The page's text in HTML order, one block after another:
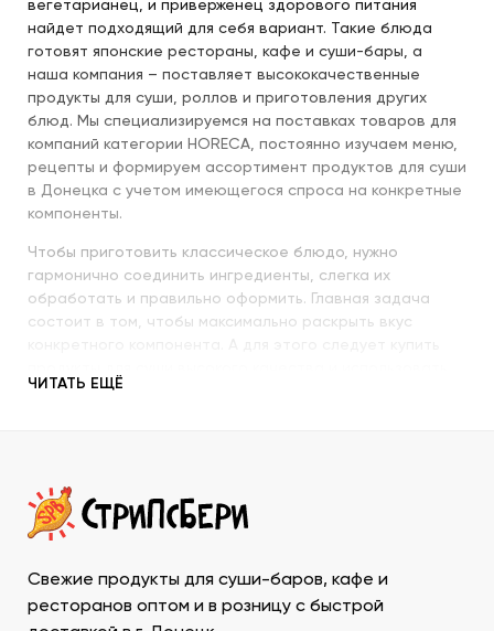
вегетарианец, и приверженец здорового питания
найдет подходящий для себя вариант. Такие блюда
готовят японские рестораны, кафе и суши-бары, а
наша компания – поставляет высококачественные
продукты для суши, роллов и приготовления других
блюд. Мы специализируемся на поставках товаров для
компаний категории HORECA, постоянно изучаем меню,
рецепты и формируем ассортимент продуктов для суши
в Донецка с учетом имеющегося спроса на конкретные
компоненты.
Чтобы приготовить классическое блюдо, нужно
гармонично соединить ингредиенты, слегка их
обработать и правильно оформить. Главная задача
состоит в том, чтобы максимально раскрыть вкус
их со знанием всех секретов.
происхождение и свежесть каждого продукта, условия
транспортировки и хранения, дальнейшего
ДНР у нас – значит, получить качественную продукцию
в течение минимально возможного времени и
ассортименте, который необходим для приготовления и
ЧИТАТЬ ЕЩЁ
Свежие продукты для суши-баров, кафе и
ресторанов оптом и в розницу с быстрой